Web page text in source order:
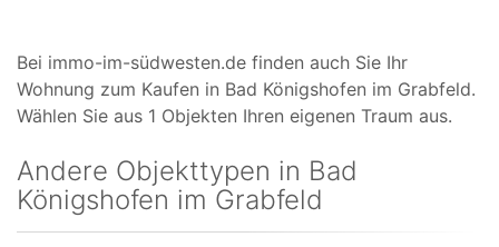
Bei immo-im-südwesten.de finden auch Sie Ihr
Wohnung zum Kaufen in Bad Königshofen im Grabfeld.
Wählen Sie aus 1 Objekten Ihren eigenen Traum aus.
Andere Objekttypen in Bad
Königshofen im Grabfeld